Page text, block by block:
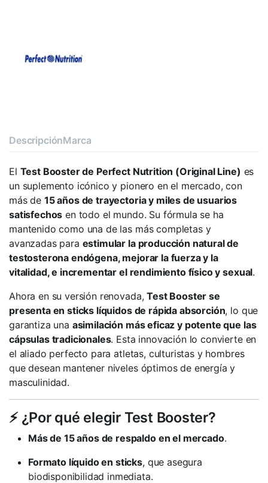
DescripciónMarca
El Test Booster de Perfect Nutrition (Original Line) es
un suplemento icónico y pionero en el mercado, con
más de 15 años de trayectoria y miles de usuarios
satisfechos en todo el mundo. Su fórmula se ha
mantenido como una de las más completas y
avanzadas para estimular la producción natural de
testosterona endógena, mejorar la fuerza y la
vitalidad, e incrementar el rendimiento físico y sexual.
Ahora en su versión renovada,Test Booster se
presenta en sticks líquidos de rápida absorción, lo que
garantiza una asimilación más eficaz y potente que las
cápsulas tradicionales. Esta innovación lo convierte en
el aliado perfecto para atletas, culturistas y hombres
que desean mantener niveles óptimos de energía y
masculinidad.
⚡ ¿Por qué elegir Test Booster?
Más de 15 años de respaldo en el mercado.
Formato líquido en sticks, que asegura
biodisponibilidad inmediata.